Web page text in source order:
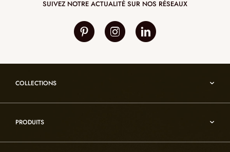
SUIVEZ NOTRE ACTUALITÉ SUR NOS RÉSEAUX
COLLECTIONS
Reflexion
Vesuve
PRODUITS